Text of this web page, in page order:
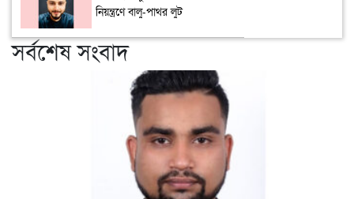
নিয়ন্ত্রণে বালু-পাথর লুট
সর্বশেষ সংবাদ